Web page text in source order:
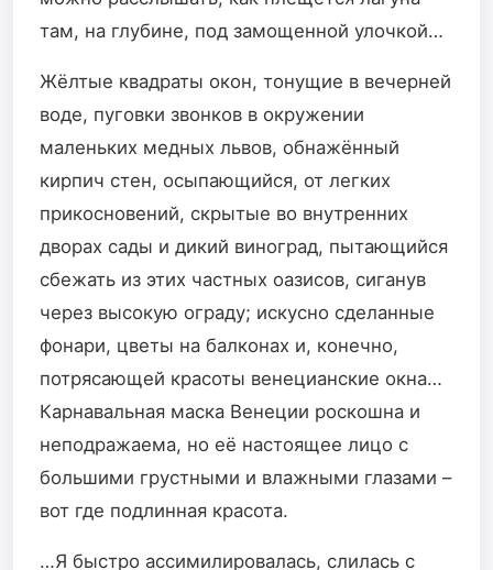
там, на глубине, под замощенной улочкой…
Жёлтые квадраты окон, тонущие в вечерней
воде, пуговки звонков в окружении
маленьких медных львов, обнажённый
кирпич стен, осыпающийся, от легких
прикосновений, скрытые во внутренних
дворах сады и дикий виноград, пытающийся
сбежать из этих частных оазисов, сиганув
через высокую ограду; искусно сделанные
фонари, цветы на балконах и, конечно,
потрясающей красоты венецианские окна…
Карнавальная маска Венеции роскошна и
неподражаема, но её настоящее лицо с
большими грустными и влажными глазами –
вот где подлинная красота.
…Я быстро ассимилировалась, слилась с